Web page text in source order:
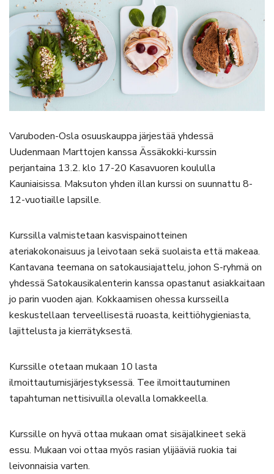
Varuboden-Osla osuuskauppa järjestää yhdessä
Uudenmaan Marttojen kanssa Ässäkokki-kurssin
perjantaina 13.2. klo 17-20 Kasavuoren koululla
Kauniaisissa. Maksuton yhden illan kurssi on suunnattu 8-
12-vuotiaille lapsille.
Kurssilla valmistetaan kasvispainotteinen
ateriakokonaisuus ja leivotaan sekä suolaista että makeaa.
Kantavana teemana on satokausiajattelu, johon S-ryhmä on
yhdessä Satokausikalenterin kanssa opastanut asiakkaitaan
jo parin vuoden ajan. Kokkaamisen ohessa kursseilla
keskustellaan terveellisestä ruoasta, keittiöhygieniasta,
lajittelusta ja kierrätyksestä.
Kurssille otetaan mukaan 10 lasta
ilmoittautumisjärjestyksessä. Tee ilmoittautuminen
tapahtuman nettisivuilla olevalla lomakkeella.
Kurssille on hyvä ottaa mukaan omat sisäjalkineet sekä
essu. Mukaan voi ottaa myös rasian ylijääviä ruokia tai
leivonnaisia varten.